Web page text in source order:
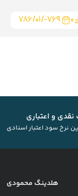
0 ۷۸۶/۰۱/-۷۶۹
نقدی و اعتباری
نرخ سود اعتبار اسنادی
هلدینگ محمودی